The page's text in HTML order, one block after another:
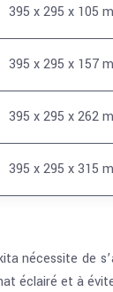
395 x 295 x 105
395 x 295 x 157
395 x 295 x 262
395 x 295 x 315
nécessite de
éclairé et à